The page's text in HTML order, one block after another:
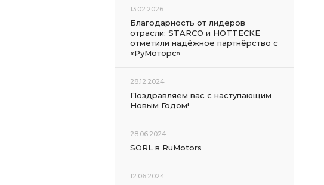
13.02.2026
Благодарность от лидеров
отрасли: STARCO и HOTTECKE
отметили надёжное партнёрство с
«РуМоторс»
28.12.2024
Поздравляем вас с наступающим
Новым Годом!
28.06.2024
SORL в RuMotors
12.06.2024